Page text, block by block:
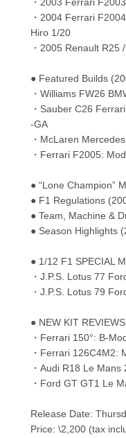
・2003 Ferrari
・2004 Ferrari
Hiro 1/20
・2005 Renault R25
● Featured Builds
・Williams FW26
・Sauber C26
-GA
・McLaren
・Ferrari F2005:
● “Lone Champion”
● F1 Regulations
● Team, Machine &
● Season Highlights
● 1/12 F1 SPECIAL
・J.P.S. Lotus 77
・J.P.S. Lotus 79
● NEW KIT REVIEWS
・Ferrari 150°: B-
・Ferrari 126C4M2:
・Audi R18 Le
・Ford GT GT1 Le
Release Date:
Price: \2,200 (tax